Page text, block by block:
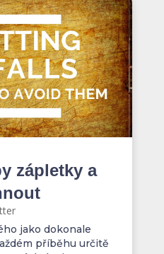
zápletky a
jako dokonale
příběhu určitě